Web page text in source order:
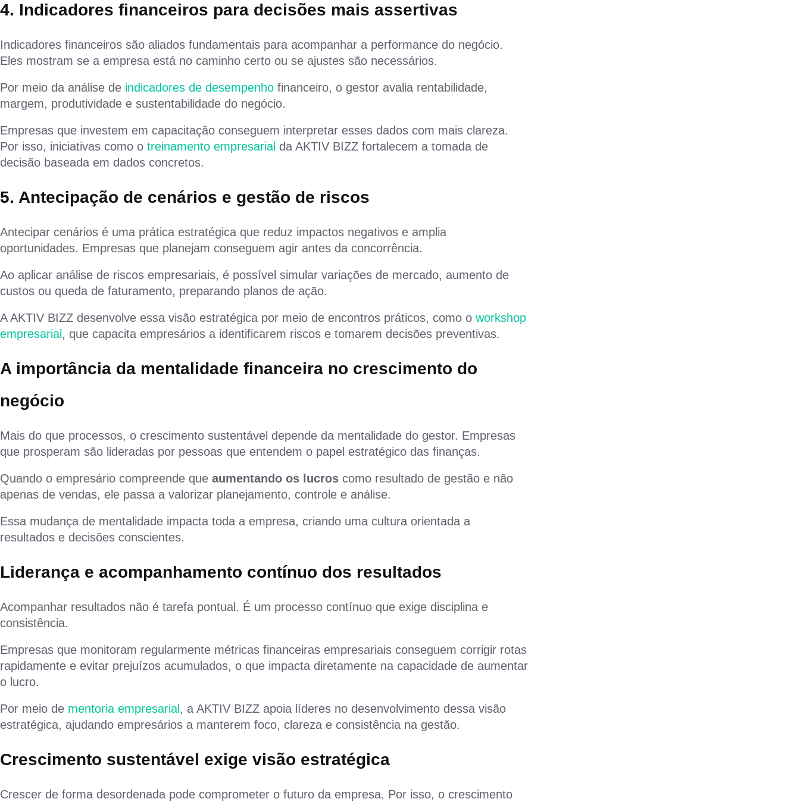
4. Indicadores financeiros para decisões mais assertivas
Indicadores financeiros são aliados fundamentais para acompanhar a performance do negócio.
Eles mostram se a empresa está no caminho certo ou se ajustes são necessários.
Por meio da análise de indicadores de desempenho financeiro, o gestor avalia rentabilidade,
margem, produtividade e sustentabilidade do negócio.
Empresas que investem em capacitação conseguem interpretar esses dados com mais clareza.
Por isso, iniciativas como o treinamento empresarial da AKTIV BIZZ fortalecem a tomada de
decisão baseada em dados concretos.
5. Antecipação de cenários e gestão de riscos
Antecipar cenários é uma prática estratégica que reduz impactos negativos e amplia
oportunidades. Empresas que planejam conseguem agir antes da concorrência.
Ao aplicar análise de riscos empresariais, é possível simular variações de mercado, aumento de
custos ou queda de faturamento, preparando planos de ação.
A AKTIV BIZZ desenvolve essa visão estratégica por meio de encontros práticos, como o workshop
empresarial , que capacita empresários a identificarem riscos e tomarem decisões preventivas.
A importância da mentalidade financeira no crescimento do
negócio
Mais do que processos, o crescimento sustentável depende da mentalidade do gestor. Empresas
que prosperam são lideradas por pessoas que entendem o papel estratégico das finanças.
Quando o empresário compreende que aumentando os lucros como resultado de gestão e não
apenas de vendas, ele passa a valorizar planejamento, controle e análise.
Essa mudança de mentalidade impacta toda a empresa, criando uma cultura orientada a
resultados e decisões conscientes.
Liderança e acompanhamento contínuo dos resultados
Acompanhar resultados não é tarefa pontual. É um processo contínuo que exige disciplina e
consistência.
Empresas que monitoram regularmente métricas financeiras empresariais conseguem corrigir rotas
rapidamente e evitar prejuízos acumulados, o que impacta diretamente na capacidade de aumentar
o lucro.
Por meio de mentoria empresarial , a AKTIV BIZZ apoia líderes no desenvolvimento dessa visão
estratégica, ajudando empresários a manterem foco, clareza e consistência na gestão.
Crescimento sustentável exige visão estratégica
Crescer de forma desordenada pode comprometer o futuro da empresa. Por isso, o crescimento